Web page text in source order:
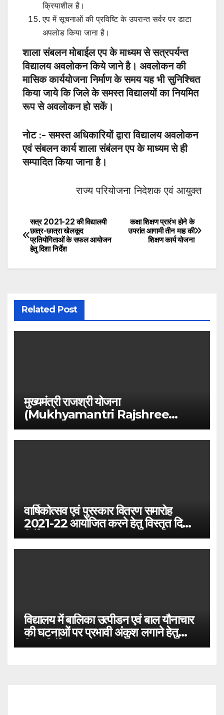
क्रियाशील है।
एप में सूचनाओं की प्रविष्टि के उपरान्त सर्वर पर डाटा
अपलोड किया जाना है।
शाला संबलन मोबाईल एप के माध्यम से सत्रपर्यन्त
विद्यालय अवलोकन किये जाने है। अवलोकन की
मासिक कार्ययोजना निर्माण के समय यह भी सुनिश्चित
किया जाये कि जिले के समस्त विद्यालयों का नियमित
रूप से अवलोकन हो सकें।
नोट :- समस्त अधिकारियों द्वारा विद्यालय अवलोकन
एवं संबलन कार्य शाला संबंलन एप के माध्यम से ही
सम्पादित किया जाना है।
राज्य परियोजना निदेशक एवं आयुक्त
Post
navigation
कक्षा शिक्षण प्रारंभ होने के
उपरांत आगामी तीन माह की
शिक्षण कार्य योजना
सत्र 2021-22 की विद्यालयी
छात्र-छात्रा खेलकूद
प्रतियोगिताओं के सफल आयोजन
हेतु दिशा निर्देश
Related Post
मुख्यमंत्री राजश्री योजना
(Mukhyamantri Rajshree
Yojna)
वार्षिकोत्सव एवं पुरस्कार वितरण समारोह
2021-22 आयोजित करने हेतु विस्तृत दिशा-
निर्देश
विद्यालय में बालिका उत्पीडन एवं बाल यौनाचार
की घटनाओं पर प्रभावी अंकुश लगाने हेतु
दिशा-निर्देश